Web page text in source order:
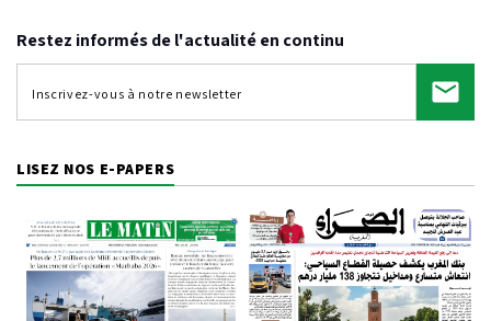
Restez informés de l'actualité en continu
LISEZ NOS E-PAPERS